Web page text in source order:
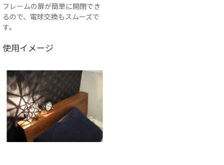
フレームの扉が簡単に開閉でき
るので、電球交換もスムーズで
す。
使用イメージ